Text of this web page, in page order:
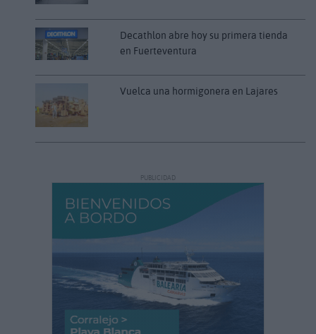
Decathlon abre hoy su primera tienda
en Fuerteventura
Vuelca una hormigonera en Lajares
PUBLICIDAD